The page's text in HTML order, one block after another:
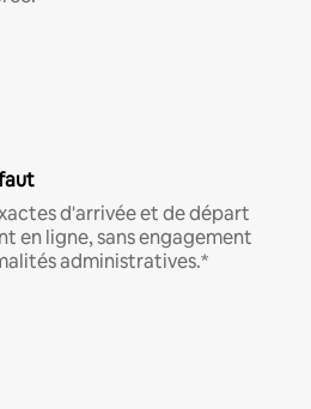
d'arrivée et de départ
en ligne, sans engagement
administratives.*